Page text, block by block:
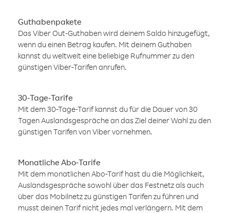
Guthabenpakete
Das Viber Out-Guthaben wird deinem Saldo hinzugefügt,
wenn du einen Betrag kaufen. Mit deinem Guthaben
kannst du weltweit eine beliebige Rufnummer zu den
günstigen Viber-Tarifen anrufen.
30-Tage-Tarife
Mit dem 30-Tage-Tarif kannst du für die Dauer von 30
Tagen Auslandsgespräche an das Ziel deiner Wahl zu den
günstigen Tarifen von Viber vornehmen.
Monatliche Abo-Tarife
Mit dem monatlichen Abo-Tarif hast du die Möglichkeit,
Auslandsgespräche sowohl über das Festnetz als auch
über das Mobilnetz zu günstigen Tarifen zu führen und
musst deinen Tarif nicht jedes mal verlängern. Mit dem